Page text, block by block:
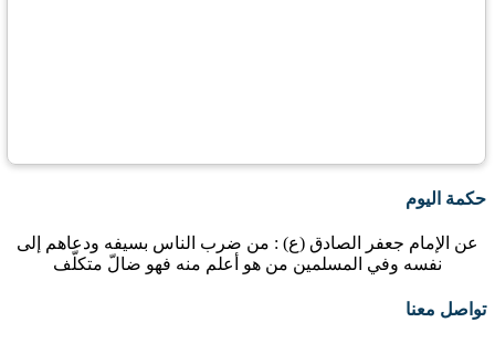
حكمة اليوم
عن الإمام جعفر الصادق (ع) : من ضرب الناس بسيفه ودعاهم إلى
نفسه وفي المسلمين من هو أعلم منه فهو ضالّ متكلّف
تواصل معنا